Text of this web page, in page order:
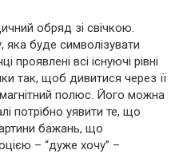
обряд зі свічкою.
яка буде символізувати
проявлені всі існуючі рівні
так, щоб дивитися через її
магнітний полюс. Його можна
потрібно уявити те, що
бажань, що
– “дуже хочу” –